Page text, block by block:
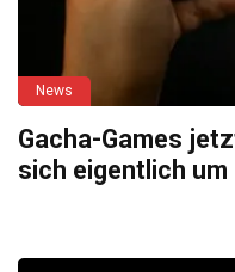
News
Gacha-Games
sich eigentlich um